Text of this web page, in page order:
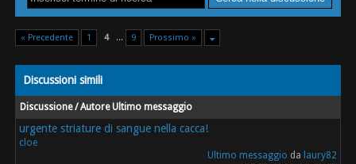
« Precedente 1 4 ... 9 Prossimo »
Discussioni simili
Discussione / Autore Ultimo messaggio
urgente striature di sangue nella cacca!
cloe
Ultimo messaggio da laury82